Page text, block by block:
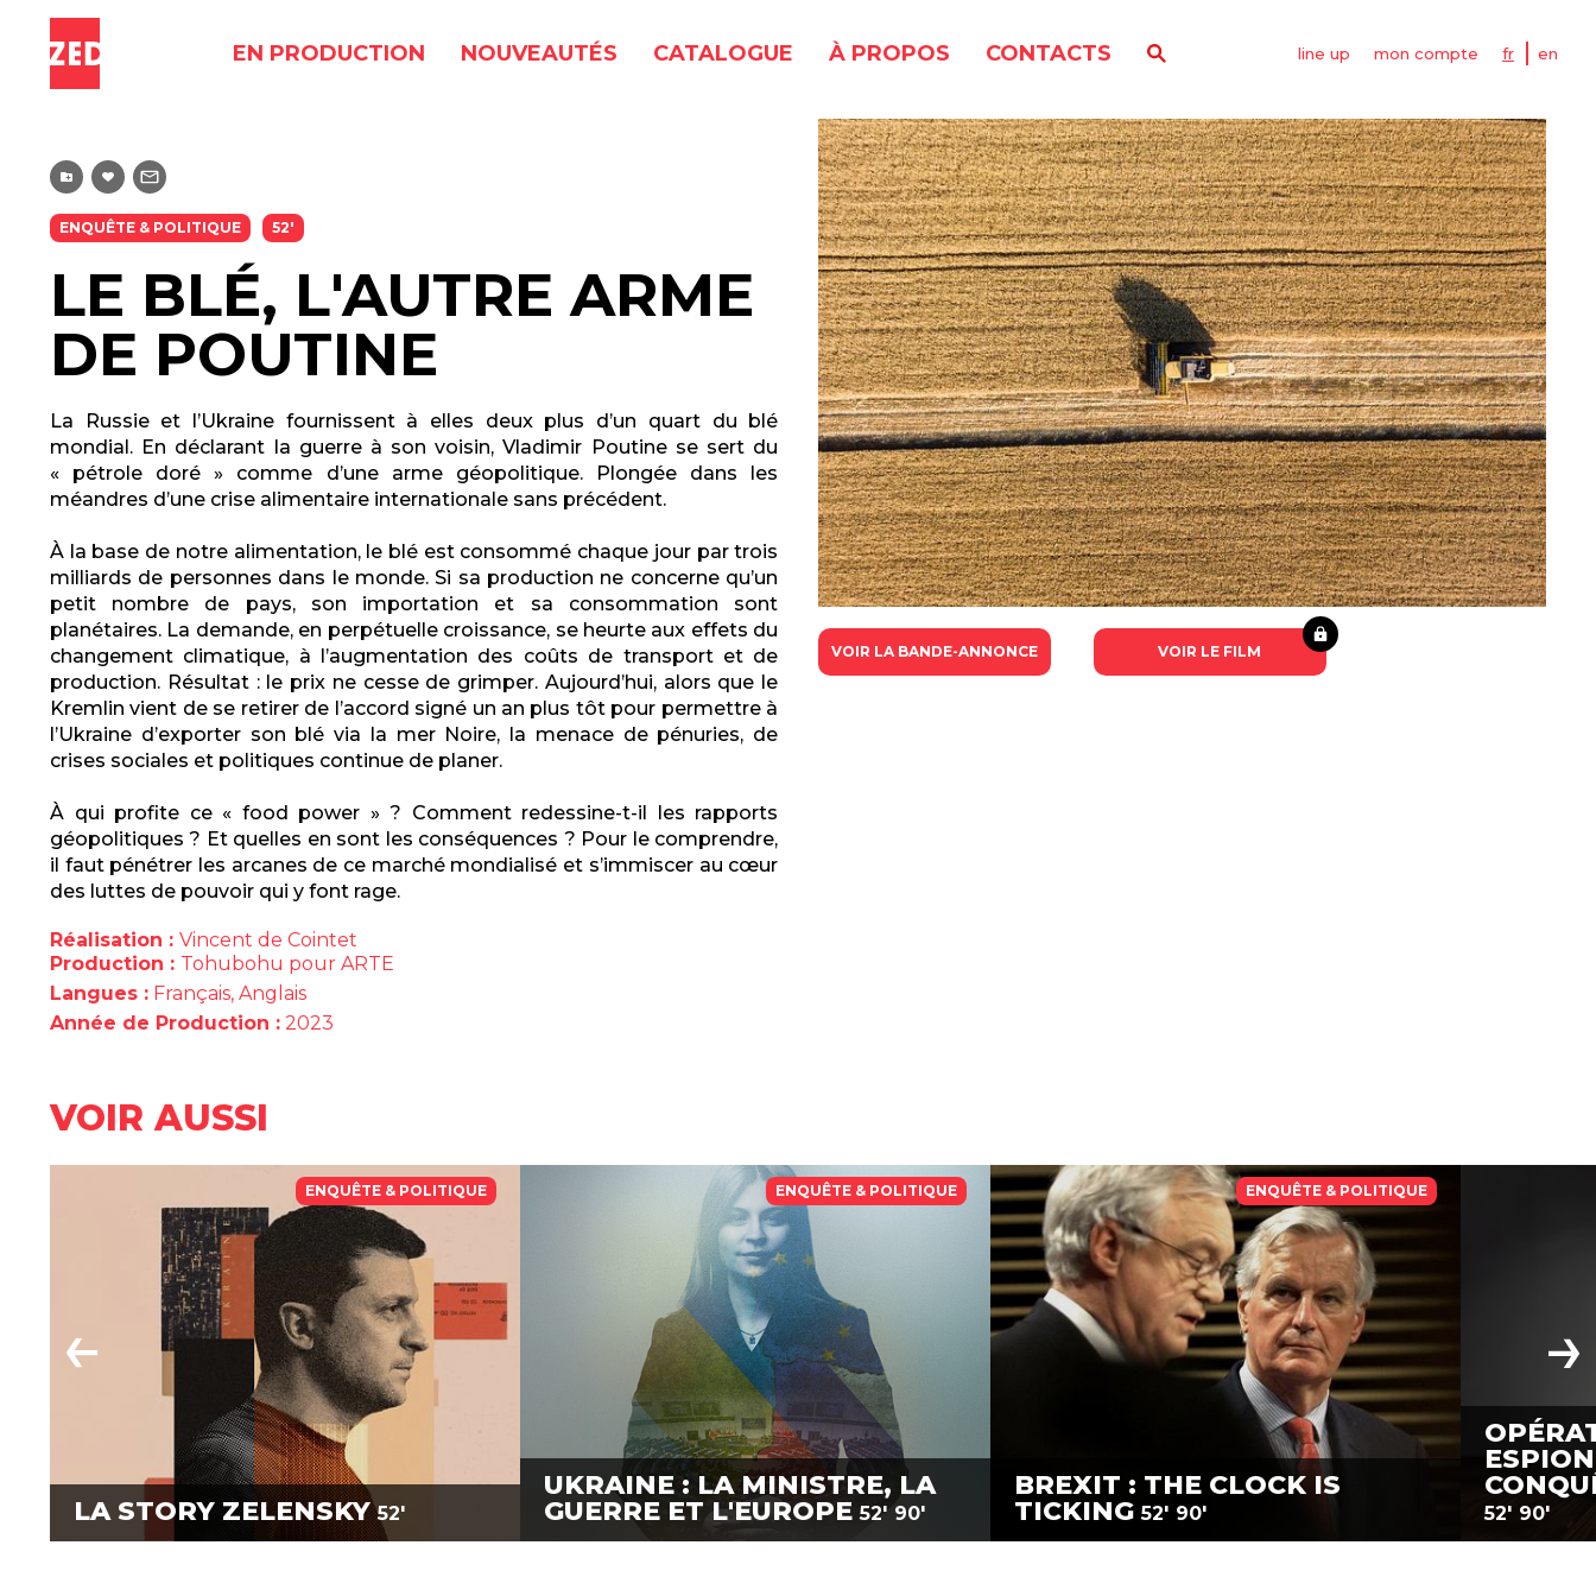
EN PRODUCTION NOUVEAUTÉS CATALOGUE À PROPOS CONTACTS line up mon compte fr en
ENQUÊTE & POLITIQUE 52'
LE BLÉ, L'AUTRE ARME
DE POUTINE
La Russie et l’Ukraine fournissent à elles deux plus d’un quart du blé
mondial. En déclarant la guerre à son voisin, Vladimir Poutine se sert du
« pétrole doré » comme d’une arme géopolitique. Plongée dans les
méandres d’une crise alimentaire internationale sans précédent.
À la base de notre alimentation, le blé est consommé chaque jour par trois
milliards de personnes dans le monde. Si sa production ne concerne qu’un
petit nombre de pays, son importation et sa consommation sont
planétaires. La demande, en perpétuelle croissance, se heurte aux effets du
changement climatique, à l’augmentation des coûts de transport et de
production. Résultat : le prix ne cesse de grimper. Aujourd’hui, alors que le
Kremlin vient de se retirer de l’accord signé un an plus tôt pour permettre à
l’Ukraine d’exporter son blé via la mer Noire, la menace de pénuries, de
crises sociales et politiques continue de planer.
À qui profite ce « food power » ? Comment redessine-t-il les rapports
géopolitiques ? Et quelles en sont les conséquences ? Pour le comprendre,
il faut pénétrer les arcanes de ce marché mondialisé et s’immiscer au cœur
des luttes de pouvoir qui y font rage.
Réalisation : Vincent de Cointet
Production : Tohubohu pour ARTE
Langues : Français, Anglais
Année de Production : 2023
VOIR LA BANDE-ANNONCE VOIR LE FILM
VOIR AUSSI
ENQUÊTE & POLITIQUE
LA STORY ZELENSKY 52'
ENQUÊTE & POLITIQUE
UKRAINE : LA MINISTRE, LA
GUERRE ET L'EUROPE 52' 90'
ENQUÊTE & POLITIQUE
BREXIT : THE CLOCK IS
TICKING 52' 90' 52' 90'